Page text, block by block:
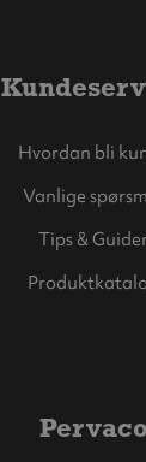
Hvordan bli
Vanlige
Tips &
Pervaco